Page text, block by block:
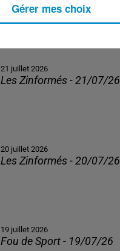
21 juillet 2026
Les Zinformés - 21/07/26
20 juillet 2026
Les Zinformés - 20/07/26
19 juillet 2026
Fou de Sport - 19/07/26
Gérer mes choix